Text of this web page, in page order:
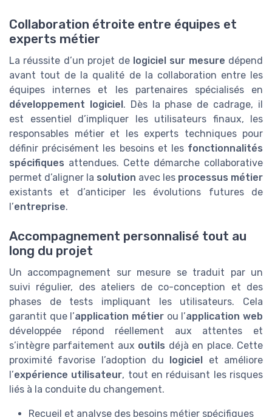
Collaboration étroite entre équipes et
experts métier
La réussite d’un projet de logiciel sur mesure dépend
avant tout de la qualité de la collaboration entre les
équipes internes et les partenaires spécialisés en
développement logiciel. Dès la phase de cadrage, il
est essentiel d’impliquer les utilisateurs finaux, les
responsables métier et les experts techniques pour
définir précisément les besoins et les fonctionnalités
spécifiques attendues. Cette démarche collaborative
permet d’aligner la solution avec les processus métier
existants et d’anticiper les évolutions futures de
l’entreprise.
Accompagnement personnalisé tout au
long du projet
Un accompagnement sur mesure se traduit par un
suivi régulier, des ateliers de co-conception et des
phases de tests impliquant les utilisateurs. Cela
garantit que l’application métier ou l’application web
développée répond réellement aux attentes et
s’intègre parfaitement aux outils déjà en place. Cette
proximité favorise l’adoption du logiciel et améliore
l’expérience utilisateur, tout en réduisant les risques
liés à la conduite du changement.
Recueil et analyse des besoins métier spécifiques